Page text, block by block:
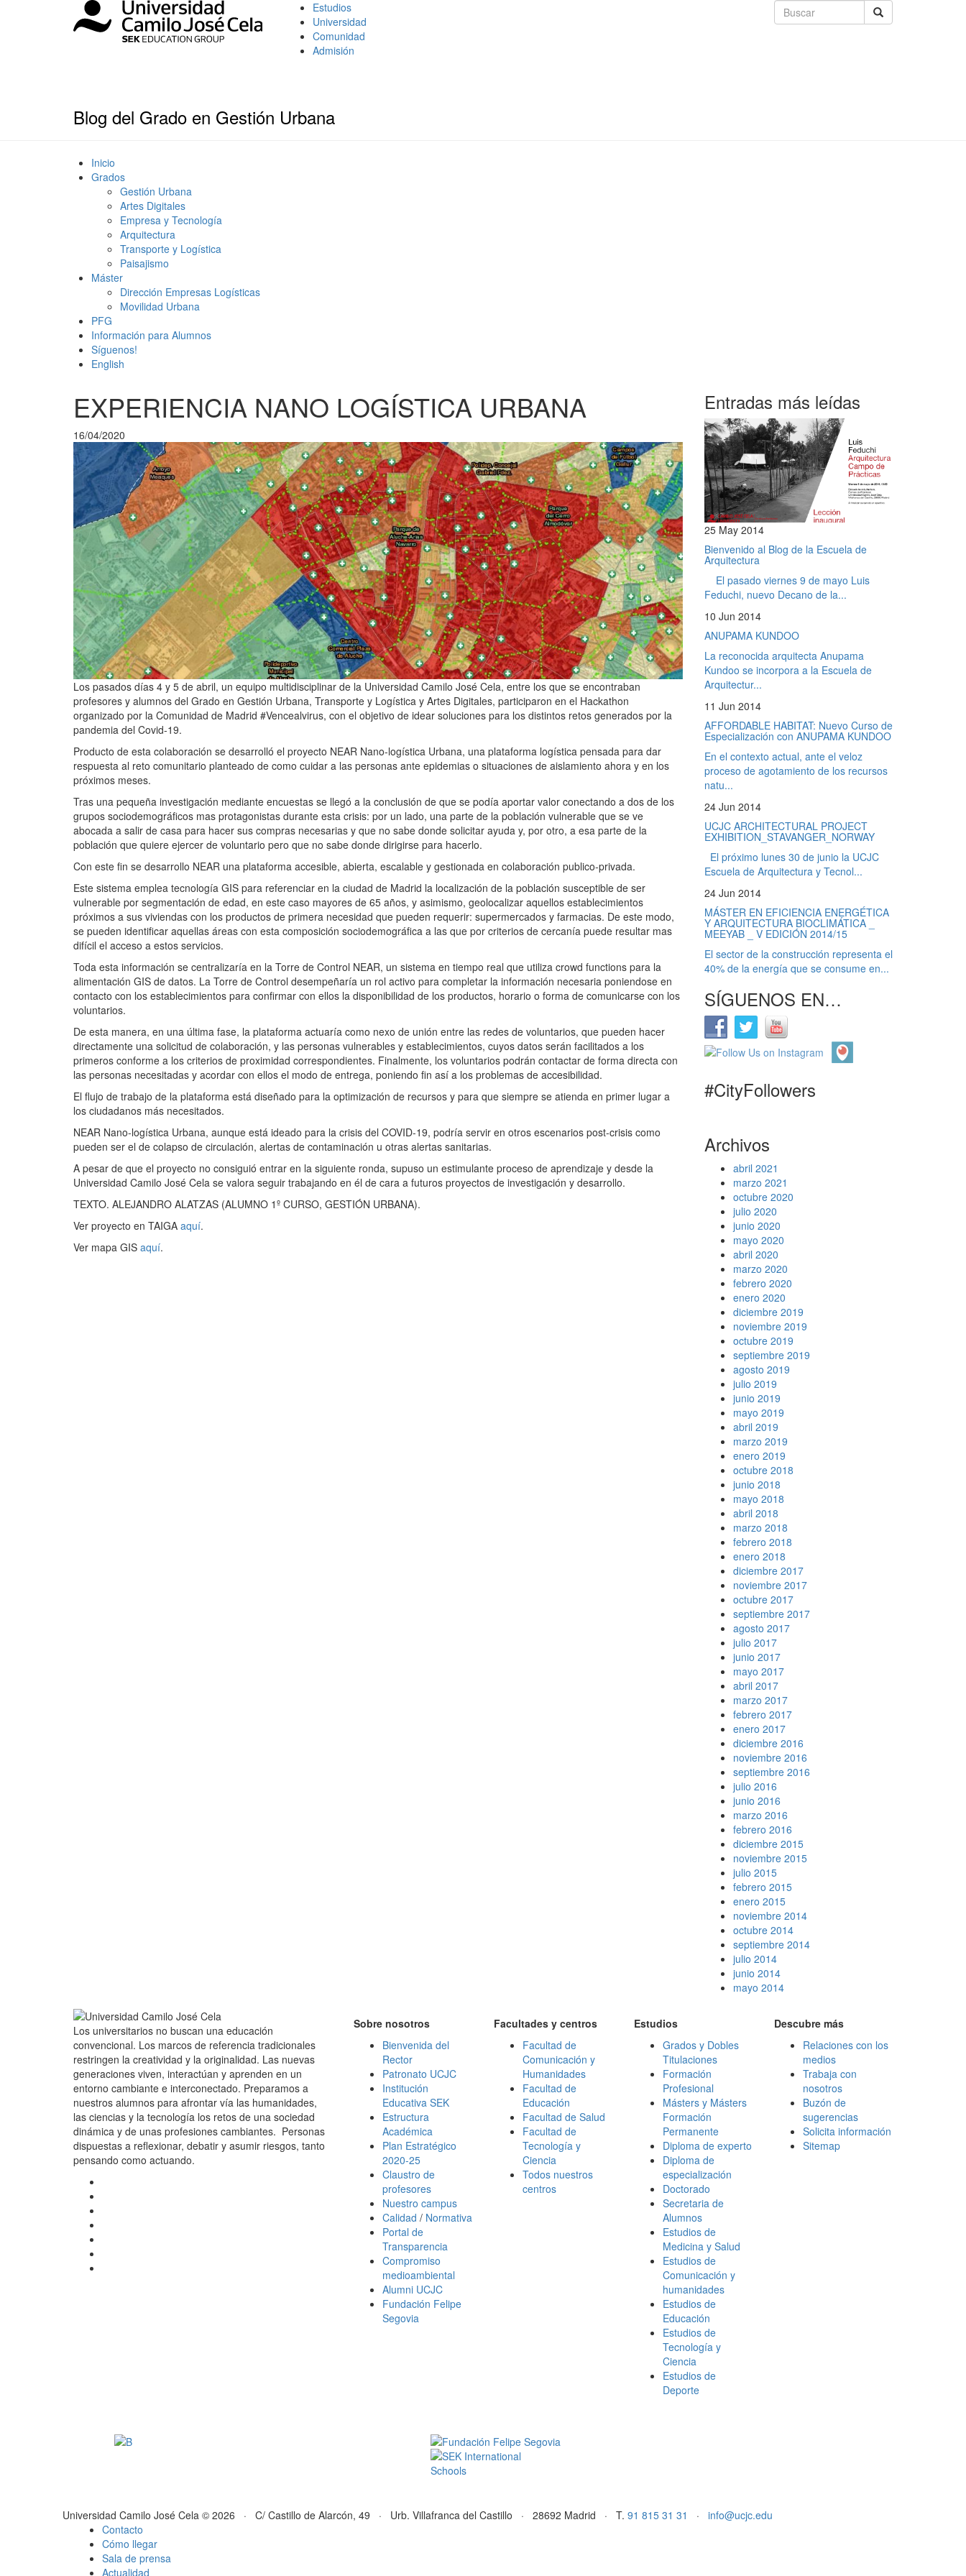
Estudios
Universidad
Comunidad
Admisión
Blog del Grado en Gestión Urbana
Inicio
Grados
Gestión Urbana
Artes Digitales
Empresa y Tecnología
Arquitectura
Transporte y Logística
Paisajismo
Máster
Dirección Empresas Logísticas
Movilidad Urbana
PFG
Información para Alumnos
Síguenos!
English
EXPERIENCIA NANO LOGÍSTICA URBANA
16/04/2020
Los pasados días 4 y 5 de abril, un equipo multidisciplinar de la Universidad Camilo José Cela, entre los que se encontraban
profesores y alumnos del Grado en Gestión Urbana, Transporte y Logística y Artes Digitales, participaron en el Hackathon
organizado por la Comunidad de Madrid #Vencealvirus, con el objetivo de idear soluciones para los distintos retos generados por la
pandemia del Covid-19.
Producto de esta colaboración se desarrolló el proyecto NEAR Nano-logística Urbana, una plataforma logística pensada para dar
respuesta al reto comunitario planteado de como cuidar a las personas ante epidemias o situaciones de aislamiento ahora y en los
próximos meses.
Tras una pequeña investigación mediante encuestas se llegó a la conclusión de que se podía aportar valor conectando a dos de los
grupos sociodemográficos mas protagonistas durante esta crisis: por un lado, una parte de la población vulnerable que se ve
abocada a salir de casa para hacer sus compras necesarias y que no sabe donde solicitar ayuda y, por otro, a esa parte de la
población que quiere ejercer de voluntario pero que no sabe donde dirigirse para hacerlo.
Con este fin se desarrollo NEAR una plataforma accesible, abierta, escalable y gestionada en colaboración publico-privada.
Este sistema emplea tecnología GIS para referenciar en la ciudad de Madrid la localización de la población susceptible de ser
vulnerable por segmentación de edad, en este caso mayores de 65 años, y asimismo, geolocalizar aquellos establecimientos
próximos a sus viviendas con los productos de primera necesidad que pueden requerir: supermercados y farmacias. De este modo,
se pueden identificar aquellas áreas con esta composición sociodemográfica a las que por criterios de cercanía puede resultar mas
difícil el acceso a estos servicios.
Toda esta información se centralizaría en la Torre de Control NEAR, un sistema en tiempo real que utiliza crowd functions para la
alimentación GIS de datos. La Torre de Control desempeñaría un rol activo para completar la información necesaria poniendose en
contacto con los establecimientos para confirmar con ellos la disponibilidad de los productos, horario o forma de comunicarse con los
voluntarios.
De esta manera, en una última fase, la plataforma actuaría como nexo de unión entre las redes de voluntarios, que pueden hacer
directamente una solicitud de colaboración, y las personas vulnerables y establecimientos, cuyos datos serán facilitados a los
primeros conforme a los criterios de proximidad correspondientes. Finalmente, los voluntarios podrán contactar de forma directa con
las personas necesitadas y acordar con ellos el modo de entrega, poniendo fin así a los problemas de accesibilidad.
El flujo de trabajo de la plataforma está diseñado para la optimización de recursos y para que siempre se atienda en primer lugar a
los ciudadanos más necesitados.
NEAR Nano-logística Urbana, aunque está ideado para la crisis del COVID-19, podría servir en otros escenarios post-crisis como
pueden ser el de colapso de circulación, alertas de contaminación u otras alertas sanitarias.
A pesar de que el proyecto no consiguió entrar en la siguiente ronda, supuso un estimulante proceso de aprendizaje y desde la
Universidad Camilo José Cela se valora seguir trabajando en él de cara a futuros proyectos de investigación y desarrollo.
TEXTO. ALEJANDRO ALATZAS (ALUMNO 1º CURSO, GESTIÓN URBANA).
Ver proyecto en TAIGA aquí.
Ver mapa GIS aquí.
Entradas más leídas
25 May 2014
Bienvenido al Blog de la Escuela de
Arquitectura
El pasado viernes 9 de mayo Luis
Feduchi, nuevo Decano de la...
10 Jun 2014
ANUPAMA KUNDOO
La reconocida arquitecta Anupama
Kundoo se incorpora a la Escuela de
Arquitectur...
11 Jun 2014
AFFORDABLE HABITAT: Nuevo Curso de
Especialización con ANUPAMA KUNDOO
En el contexto actual, ante el veloz
proceso de agotamiento de los recursos
natu...
24 Jun 2014
UCJC ARCHITECTURAL PROJECT
EXHIBITION_STAVANGER_NORWAY
El próximo lunes 30 de junio la UCJC
Escuela de Arquitectura y Tecnol...
24 Jun 2014
MÁSTER EN EFICIENCIA ENERGÉTICA
Y ARQUITECTURA BIOCLIMÁTICA _
MEEYAB _ V EDICIÓN 2014/15
El sector de la construcción representa el
40% de la energía que se consume en...
SÍGUENOS EN…
#CityFollowers
Archivos
abril 2021
marzo 2021
octubre 2020
julio 2020
junio 2020
mayo 2020
abril 2020
marzo 2020
febrero 2020
enero 2020
diciembre 2019
noviembre 2019
octubre 2019
septiembre 2019
agosto 2019
julio 2019
junio 2019
mayo 2019
abril 2019
marzo 2019
enero 2019
octubre 2018
junio 2018
mayo 2018
abril 2018
marzo 2018
febrero 2018
enero 2018
diciembre 2017
noviembre 2017
octubre 2017
septiembre 2017
agosto 2017
julio 2017
junio 2017
mayo 2017
abril 2017
marzo 2017
febrero 2017
enero 2017
diciembre 2016
noviembre 2016
septiembre 2016
julio 2016
junio 2016
marzo 2016
febrero 2016
diciembre 2015
noviembre 2015
julio 2015
febrero 2015
enero 2015
noviembre 2014
octubre 2014
septiembre 2014
julio 2014
junio 2014
mayo 2014
Los universitarios no buscan una educación
convencional. Los marcos de referencia tradicionales
restringen la creatividad y la originalidad. Las nuevas
generaciones viven, interactúan y aprenden en un
entorno cambiante e interconectado. Preparamos a
nuestros alumnos para afrontar vía las humanidades,
las ciencias y la tecnología los retos de una sociedad
dinámica y de unas profesiones cambiantes. Personas
dispuestas a reflexionar, debatir y asumir riesgos, tanto
pensando como actuando.
Sobre nosotros
Bienvenida del
Rector
Patronato UCJC
Institución
Educativa SEK
Estructura
Académica
Plan Estratégico
2020-25
Claustro de
profesores
Nuestro campus
Calidad / Normativa
Portal de
Transparencia
Compromiso
medioambiental
Alumni UCJC
Fundación Felipe
Segovia
Facultades y centros
Facultad de
Comunicación y
Humanidades
Facultad de
Educación
Facultad de Salud
Facultad de
Tecnología y
Ciencia
Todos nuestros
centros
Estudios
Grados y Dobles
Titulaciones
Formación
Profesional
Másters y Másters
Formación
Permanente
Diploma de experto
Diploma de
especialización
Doctorado
Secretaria de
Alumnos
Estudios de
Medicina y Salud
Estudios de
Comunicación y
humanidades
Estudios de
Educación
Estudios de
Tecnología y
Ciencia
Estudios de
Deporte
Descubre más
Relaciones con los
medios
Trabaja con
nosotros
Buzón de
sugerencias
Solicita información
Sitemap
Universidad Camilo José Cela © 2026 · C/ Castillo de Alarcón, 49 · Urb. Villafranca del Castillo · 28692 Madrid · T. 91 815 31 31 · info@ucjc.edu
Contacto
Cómo llegar
Sala de prensa
Actualidad